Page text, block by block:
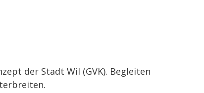
der Stadt Wil (GVK). Begleiten